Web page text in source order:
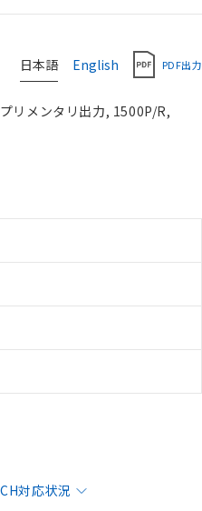
日本語 English PDF出力
リメンタリ出力, 1500P/R,
対応状況